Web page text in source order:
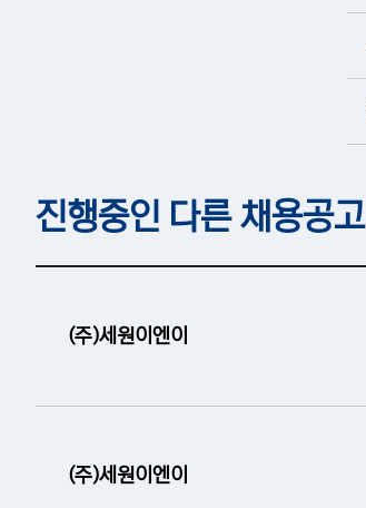
진행중인 다른 채용공고
(주)세원이엔이
(주)세원이엔이